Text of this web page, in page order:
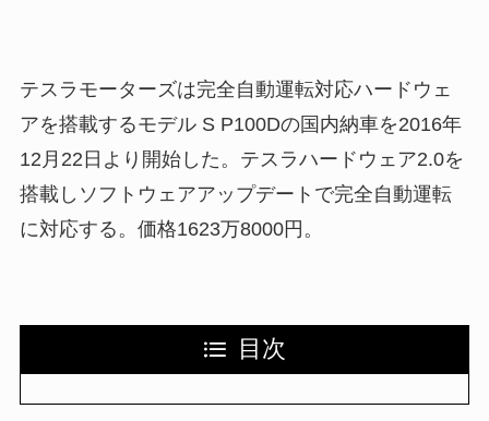
テスラモーターズは完全自動運転対応ハードウェ
アを搭載するモデル S P100Dの国内納車を2016年
12月22日より開始した。テスラハードウェア2.0を
搭載しソフトウェアアップデートで完全自動運転
に対応する。価格1623万8000円。
目次